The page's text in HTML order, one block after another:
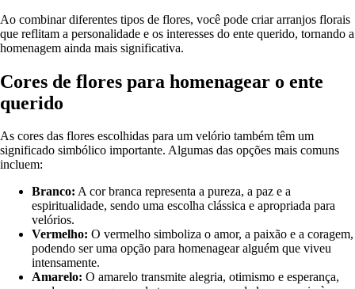
Ao combinar diferentes tipos de flores, você pode criar arranjos florais
que reflitam a personalidade e os interesses do ente querido, tornando a
homenagem ainda mais significativa.
Cores de flores para homenagear o ente
querido
As cores das flores escolhidas para um velório também têm um
significado simbólico importante. Algumas das opções mais comuns
incluem:
Branco: A cor branca representa a pureza, a paz e a
espiritualidade, sendo uma escolha clássica e apropriada para
velórios.
Vermelho: O vermelho simboliza o amor, a paixão e a coragem,
podendo ser uma opção para homenagear alguém que viveu
intensamente.
Amarelo: O amarelo transmite alegria, otimismo e esperança,